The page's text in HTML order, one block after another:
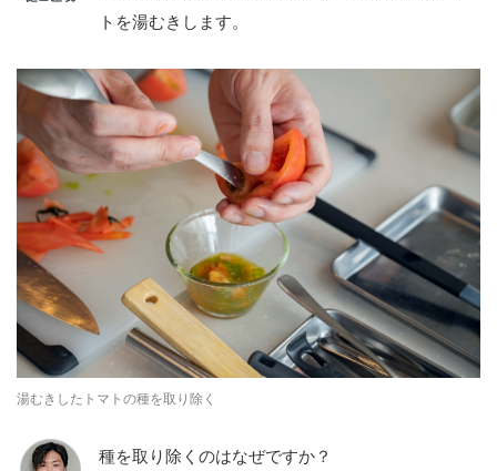
トを湯むきします。
湯むきしたトマトの種を取り除く
種を取り除くのはなぜですか？